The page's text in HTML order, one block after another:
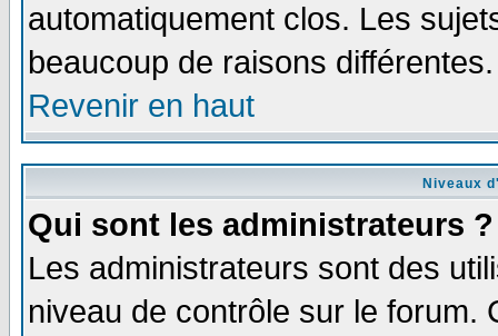
automatiquement clos. Les
beaucoup de raisons différentes.
Revenir en haut
Niveaux
Qui sont les administrateurs ?
Les administrateurs sont des
niveau de contrôle sur le forum.